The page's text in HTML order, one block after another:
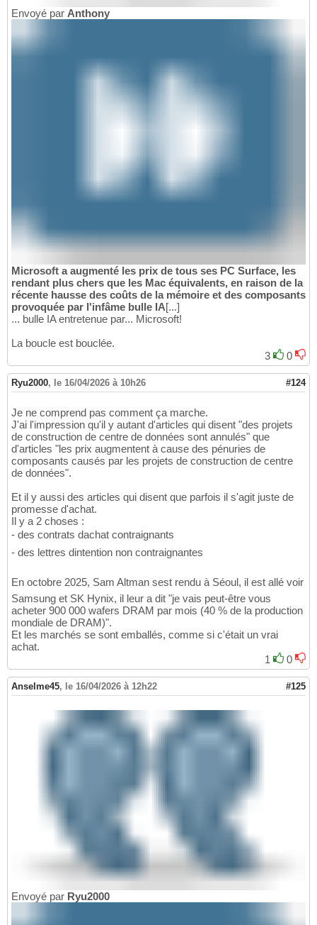
Envoyé par Anthony
Microsoft a augmenté les prix de tous ses PC Surface, les
rendant plus chers que les Mac équivalents, en raison de la
récente hausse des coûts de la mémoire et des composants
provoquée par l'infâme bulle IA[...]
... bulle IA entretenue par... Microsoft!
La boucle est bouclée.
3
0
Ryu2000, le 16/04/2026 à 10h26 #124
Je ne comprend pas comment ça marche.
J'ai l'impression qu'il y autant d'articles qui disent "des projets
de construction de centre de données sont annulés" que
d'articles "les prix augmentent à cause des pénuries de
composants causés par les projets de construction de centre
de données".
Et il y aussi des articles qui disent que parfois il s'agit juste de
promesse d'achat.
Il y a 2 choses :
- des contrats dachat contraignants
- des lettres dintention non contraignantes
En octobre 2025, Sam Altman sest rendu à Séoul, il est allé voir
Samsung et SK Hynix, il leur a dit "je vais peut-être vous
acheter 900 000 wafers DRAM par mois (40 % de la production
mondiale de DRAM)".
Et les marchés se sont emballés, comme si c'était un vrai
achat.
1
0
Anselme45, le 16/04/2026 à 12h22 #125
Envoyé par Ryu2000